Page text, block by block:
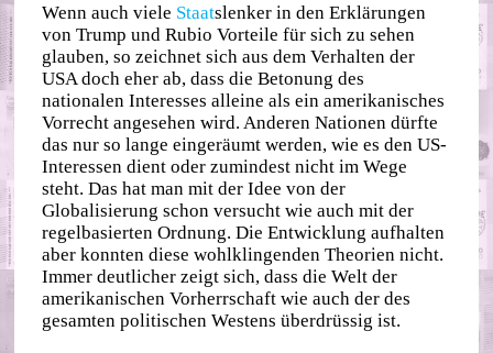
Wenn auch viele Staatslenker in den Erklärungen
von Trump und Rubio Vorteile für sich zu sehen
glauben, so zeichnet sich aus dem Verhalten der
USA doch eher ab, dass die Betonung des
nationalen Interesses alleine als ein amerikanisches
Vorrecht angesehen wird. Anderen Nationen dürfte
das nur so lange eingeräumt werden, wie es den US-
Interessen dient oder zumindest nicht im Wege
steht. Das hat man mit der Idee von der
Globalisierung schon versucht wie auch mit der
regelbasierten Ordnung. Die Entwicklung aufhalten
aber konnten diese wohlklingenden Theorien nicht.
Immer deutlicher zeigt sich, dass die Welt der
amerikanischen Vorherrschaft wie auch der des
gesamten politischen Westens überdrüssig ist.